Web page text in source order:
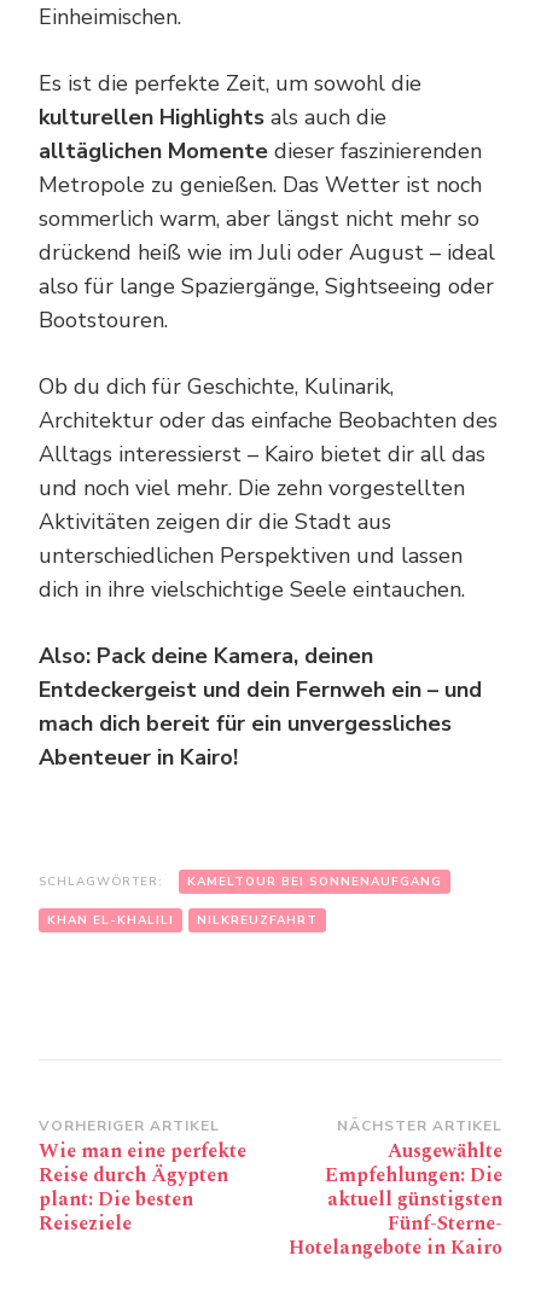
Einheimischen.
Es ist die perfekte Zeit, um sowohl die
kulturellen Highlights als auch die
alltäglichen Momente dieser faszinierenden
Metropole zu genießen. Das Wetter ist noch
sommerlich warm, aber längst nicht mehr so
drückend heiß wie im Juli oder August – ideal
also für lange Spaziergänge, Sightseeing oder
Bootstouren.
Ob du dich für Geschichte, Kulinarik,
Architektur oder das einfache Beobachten des
Alltags interessierst – Kairo bietet dir all das
und noch viel mehr. Die zehn vorgestellten
Aktivitäten zeigen dir die Stadt aus
unterschiedlichen Perspektiven und lassen
dich in ihre vielschichtige Seele eintauchen.
Also: Pack deine Kamera, deinen
Entdeckergeist und dein Fernweh ein – und
mach dich bereit für ein unvergessliches
Abenteuer in Kairo!
SCHLAGWÖRTER: KAMELTOUR BEI SONNENAUFGANG
KHAN EL-KHALILI NILKREUZFAHRT
Beitragsnavigation
VORHERIGER ARTIKEL
Wie man eine perfekte
Reise durch Ägypten
plant: Die besten
Reiseziele
NÄCHSTER ARTIKEL
Ausgewählte
Empfehlungen: Die
aktuell günstigsten
Fünf-Sterne-
Hotelangebote in Kairo